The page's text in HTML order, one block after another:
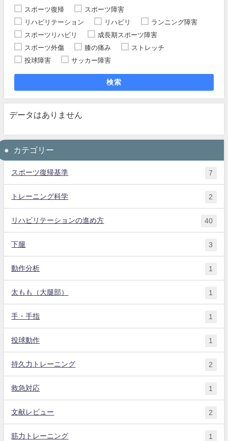
スポーツ復帰
スポーツ障害
リハビリテーション
リハビリ
ランニング障害
スポーツリハビリ
成長期スポーツ障害
スポーツ外傷
膝の痛み
ストレッチ
投球障害
サッカー障害
検索
データはありません
カテゴリー
スポーツ復帰基準 7
トレーニング科学 2
リハビリテーションの進め方 40
下腿 3
動作分析 1
太もも（大腿部） 1
手・手指 1
投球動作 1
持久力トレーニング 2
救急対応 1
文献レビュー 2
筋力トレーニング 1